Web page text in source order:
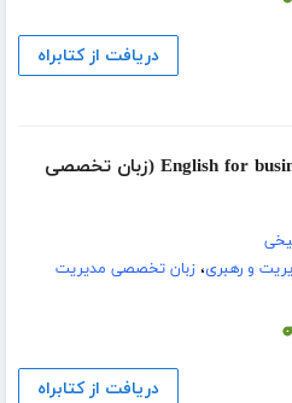
دریافت از کتابراه
دانلود کتاب English for business management (زبان تخصصی
و رهبری،زبان تخصصی مدیریت
دریافت از کتابراه